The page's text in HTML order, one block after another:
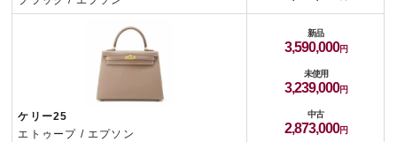
ケリー25
エトゥープ / エプソン
新品
3,590,000
未使用
3,239,000
中古
2,873,000